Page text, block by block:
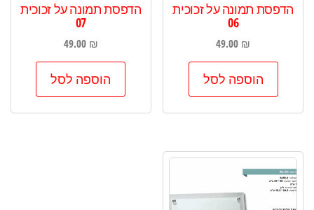
הדפסת תמונה על זכוכית
06
49.00 ₪
הוספה לסל
הדפסת תמונה על זכוכית
07
49.00 ₪
הוספה לסל